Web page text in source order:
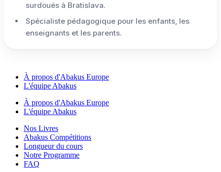
surdoués à Bratislava.
Spécialiste pédagogique pour les enfants, les
enseignants et les parents.
À propos d'Abakus Europe
L'équipe Abakus
À propos d'Abakus Europe
L'équipe Abakus
Nos Livres
Abakus Compétitions
Longueur du cours
Notre Programme
FAQ